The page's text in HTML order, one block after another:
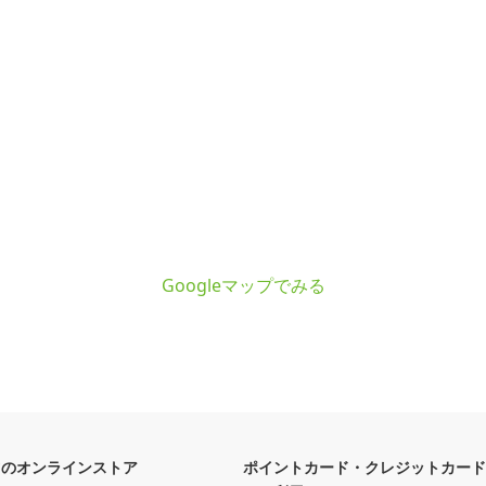
Googleマップでみる
オンラインストア
ポイントカード・クレジットカード